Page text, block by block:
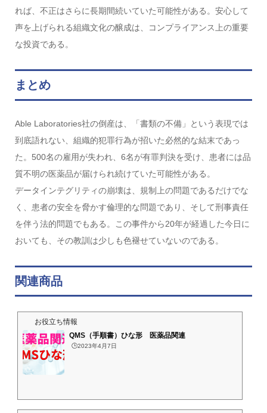
れば、不正はさらに長期間続いていた可能性がある。安心して
声を上げられる組織文化の醸成は、コンプライアンス上の重要
な投資である。
まとめ
Able Laboratories社の倒産は、「書類の不備」という表現では
到底語れない、組織的犯罪行為が招いた必然的な結末であっ
た。500名の雇用が失われ、6名が有罪判決を受け、患者には品
質不明の医薬品が届けられ続けていた可能性がある。
データインテグリティの崩壊は、規制上の問題であるだけでな
く、患者の安全を脅かす倫理的な問題であり、そして刑事責任
を伴う法的問題でもある。この事件から20年が経過した今日に
おいても、その教訓は少しも色褪せていないのである。
関連商品
お役立ち情報
QMS（手順書）ひな形 医薬品関連
🕒️2023年4月7日